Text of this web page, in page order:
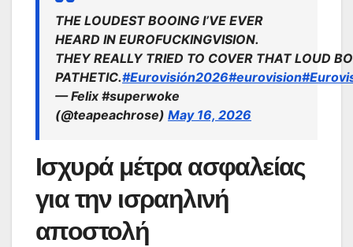
THE LOUDEST BOOING I’VE EVER
HEARD IN EUROFUCKINGVISION.
THEY REALLY TRIED TO COVER THAT LOUD
PATHETIC.#Eurovisión2026#eurovision
— Felix #superwoke
(@teapeachrose) May 16, 2026
Ισχυρά μέτρα ασφαλείας
για την ισραηλινή
αποστολή